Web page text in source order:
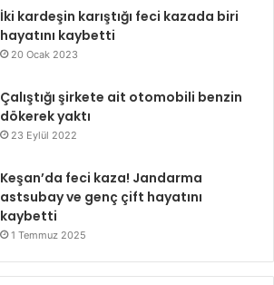
İki kardeşin karıştığı feci kazada biri
hayatını kaybetti
20 Ocak 2023
Çalıştığı şirkete ait otomobili benzin
dökerek yaktı
23 Eylül 2022
Keşan’da feci kaza! Jandarma
astsubay ve genç çift hayatını
kaybetti
1 Temmuz 2025